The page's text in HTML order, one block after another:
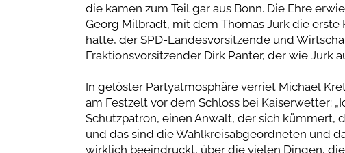
die kamen zum Teil gar aus Bonn. Die Ehre
Georg Milbradt, mit dem Thomas Jurk die
hatte, der SPD-Landesvorsitzende und
Fraktionsvorsitzender Dirk Panter, der wie Jurk
In gelöster Partyatmosphäre verriet Michael
am Festzelt vor dem Schloss bei Kaiserwetter:
Schutzpatron, einen Anwalt, der sich kümmert,
und das sind die Wahlkreisabgeordneten und
wirklich beeindruckt, über die vielen Dingen,